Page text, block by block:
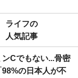
ライフの
人気記事
Cでもない...骨密
の日本人が不